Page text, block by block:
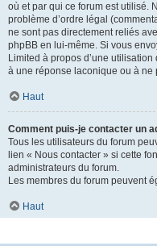
où et par qui ce forum est utilisé.
problème d’ordre légal
ne sont pas directement reliés
phpBB en lui-même. Si vous
Limited à propos d’une
à une réponse laconique ou à ne
Haut
Comment puis-je contacter un
Tous les utilisateurs du forum
lien « Nous contacter » si cette
administrateurs du forum.
Les membres du forum peuvent
Haut